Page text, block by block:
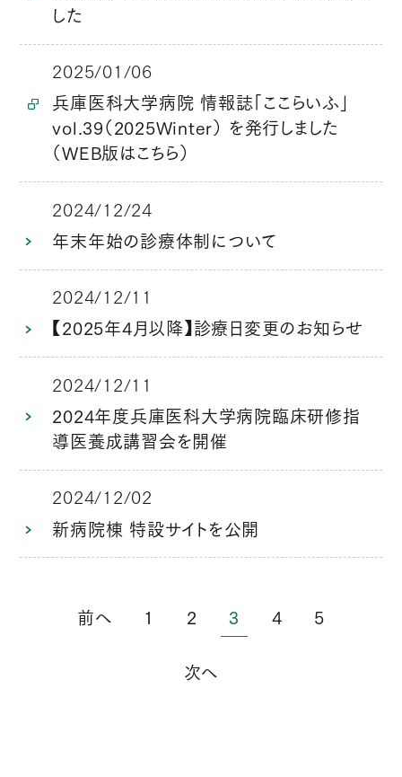
した
2025/01/06
兵庫医科大学病院 情報誌「ここらいふ」
vol.39（2025Winter） を発行しました
（WEB版はこちら）
2024/12/24
年末年始の診療体制について
2024/12/11
【2025年4月以降】診療日変更のお知らせ
2024/12/11
2024年度兵庫医科大学病院臨床研修指
導医養成講習会を開催
2024/12/02
新病院棟 特設サイトを公開
前へ 1 2 3 4 5
次へ